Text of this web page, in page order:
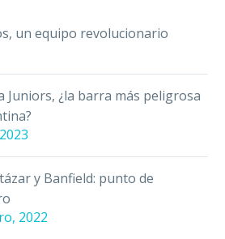
un equipo revolucionario
Juniors, ¿la barra más peligrosa
y Banfield: punto de
2022